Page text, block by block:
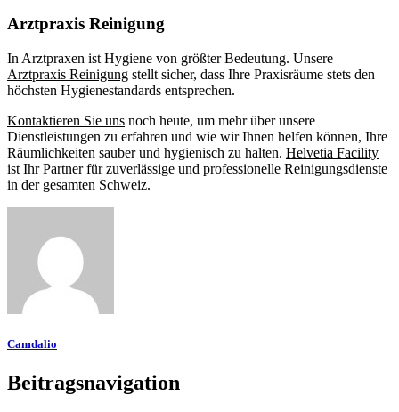
Arztpraxis Reinigung
In Arztpraxen ist Hygiene von größter Bedeutung. Unsere
Arztpraxis Reinigung stellt sicher, dass Ihre Praxisräume stets den
höchsten Hygienestandards entsprechen.
Kontaktieren Sie uns noch heute, um mehr über unsere
Dienstleistungen zu erfahren und wie wir Ihnen helfen können, Ihre
Räumlichkeiten sauber und hygienisch zu halten. Helvetia Facility
ist Ihr Partner für zuverlässige und professionelle Reinigungsdienste
in der gesamten Schweiz.
Camdalio
Beitragsnavigation